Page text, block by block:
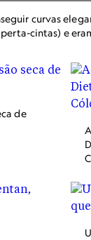
curvas
cintas) e
de